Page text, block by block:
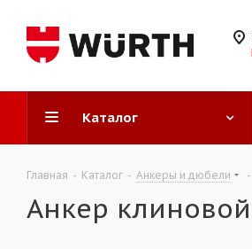
Каталог
Главная - Каталог - Анкеры и дюбели -
Анкер клиновой